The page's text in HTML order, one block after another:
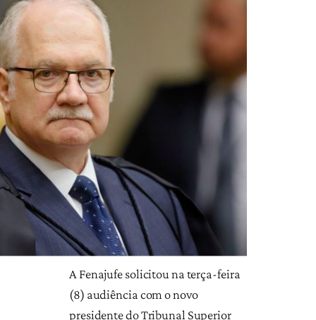
A Fenajufe solicitou na terça-feira
(8) audiência com o novo
presidente do Tribunal Superior